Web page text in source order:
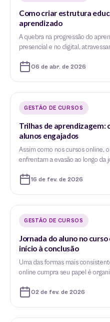
Como criar estrutura
aprendizado
A quebra na progressão do
presencial e no digital,
06 de abr. de 2026
GESTÃO DE CURSOS
Trilhas de
alunos engajados
Assim como nos cursos online,
enfrentam a evasão ao longo da
16 de fev. de 2026
GESTÃO DE CURSOS
Jornada do aluno no
início à conclusão
Uma das formas mais
online cumpra seu papel é
02 de fev. de 2026